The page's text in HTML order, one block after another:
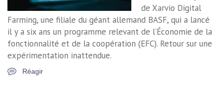
de Xarvio Digital
Farming, une filiale du géant allemand BASF, qui a lancé
il y a six ans un programme relevant de l’Économie de la
fonctionnalité et de la coopération (EFC). Retour sur une
expérimentation inattendue.
Réagir